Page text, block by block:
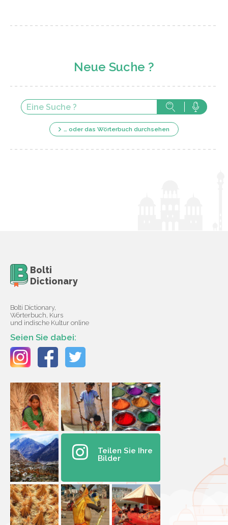
Neue Suche ?
… oder das Wörterbuch durchsehen
Bolti
Dictionary
Bolti Dictionary,
Wörterbuch, Kurs
und indische Kultur online
Seien Sie dabei:
Teilen Sie Ihre
Bilder